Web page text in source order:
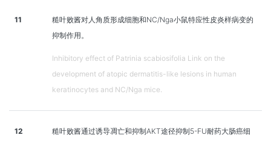
11
糙叶败酱对人角质形成细胞和NC/Nga小鼠特应性皮炎样病变的
抑制作用。
Inhibitory effect of Patrinia scabiosifolia Link on the
development of atopic dermatitis-like lesions in human
keratinocytes and NC/Nga mice.
12
糙叶败酱通过诱导凋亡和抑制AKT途径抑制5-FU耐药大肠癌细